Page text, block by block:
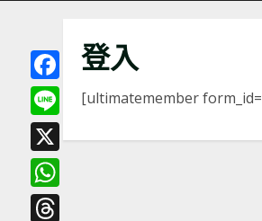
登入
[ultimatemember
Facebook
Line
X
WhatsApp